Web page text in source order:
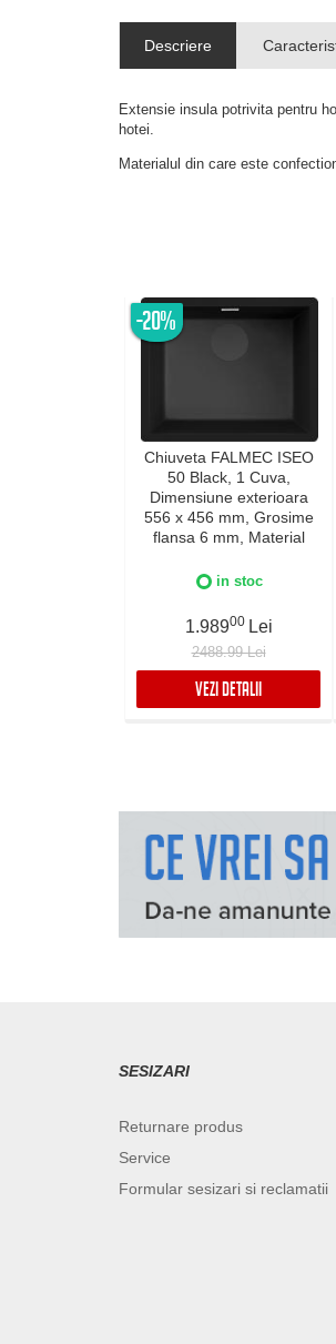
Descriere
Extensie insula potrivita pentru
hotei.
Materialul din care este
-20%
Chiuveta FALMEC ISEO
50 Black, 1 Cuva,
Dimensiune exterioara
556 x 456 mm, Grosime
flansa 6 mm, Material
Preaplin Perimetral,
blat
in stoc
1.98900 Lei
2488.99 Lei
VEZI DETALII
SESIZARI
Returnare produs
Service
Formular sesizari si reclamatii